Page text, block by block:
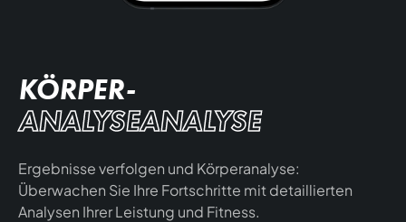
KÖRPER-
ANALYSEANALYSE
Ergebnisse verfolgen und Körperanalyse:
Überwachen Sie Ihre Fortschritte mit detaillierten
Analysen Ihrer Leistung und Fitness.